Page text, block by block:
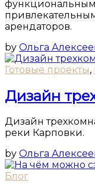
функциональным
арендаторов.
by Ольга
Готовые проекты,
Дизайн
Дизайн
реки Карповки.
by Ольга
Блог